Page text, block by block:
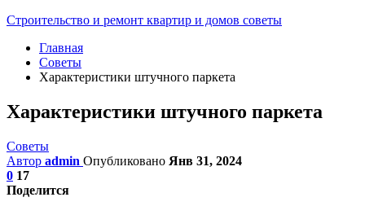
Строительство и ремонт квартир и домов советы
Главная
Советы
Характеристики штучного паркета
Характеристики штучного паркета
Советы
Автор admin Опубликовано Янв 31, 2024
0 17
Поделится